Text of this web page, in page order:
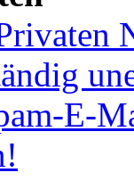
E-